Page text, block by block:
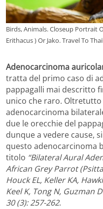
Birds, Animals. Closeup Portrait
Erithacus ) Or Jako. Travel To
Adenocarcinoma
tratta del primo caso di
pappagalli mai descritto
unico che raro.
adenocarcinoma
due le orecchie del
dunque a vedere cause,
questo adenocarcinoma
titolo “Bilateral Aural
African Grey Parrot
Houck EL, Keller KA,
Keel K, Tong N, Guzman
30 (3): 257-262.